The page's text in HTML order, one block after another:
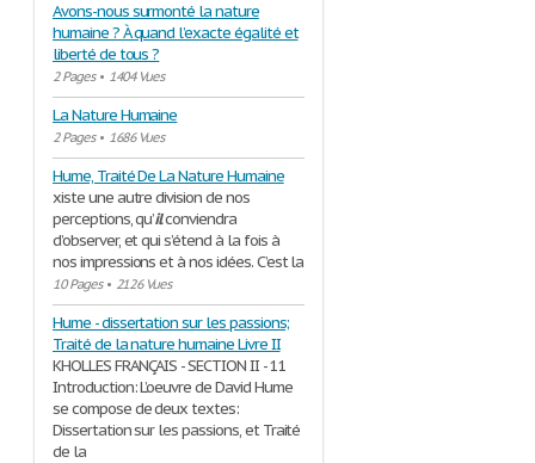
Avons-nous surmonté la nature
humaine ? À quand l’exacte égalité et
liberté de tous ?
2 Pages• 1404 Vues
La Nature Humaine
2 Pages• 1686 Vues
Hume, Traité De La Nature Humaine
xiste une autre division de nos
perceptions, qu’ilconviendra
d’observer, et qui s’étend à la fois à
nos impressions et à nos idées. C’est la
10 Pages• 2126 Vues
Hume - dissertation sur les passions;
Traité de la nature humaine Livre II
KHOLLES FRANÇAIS - SECTION II - 11
Introduction: L’oeuvre de David Hume
se compose de deux textes:
Dissertation sur les passions, et Traité
de la